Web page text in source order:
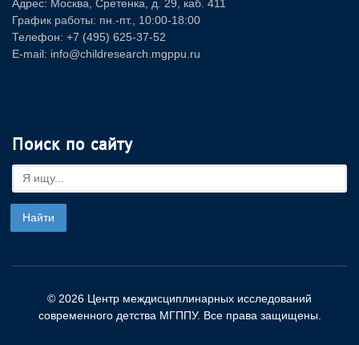
Адрес: Москва, Сретенка, д. 29, каб. 411
График работы: пн.-пт., 10:00-18:00
Телефон: +7 (495) 625-37-52
E-mail: info@childresearch.mgppu.ru
Поиск по сайту
© 2026 Центр междисциплинарных исследований
современного детства МГППУ. Все права защищены.